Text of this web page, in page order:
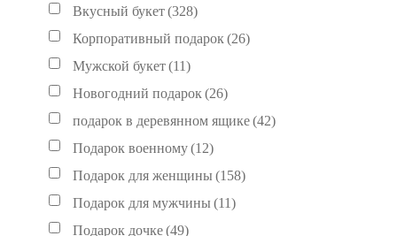
Вкусный букет(328)
Корпоративный подарок (26)
Мужской букет(11)
Новогодний подарок (26)
подарок в деревянном ящике(42)
Подарок военному(12)
Подарок для женщины (158)
Подарок для мужчины (11)
Подарок дочке(49)